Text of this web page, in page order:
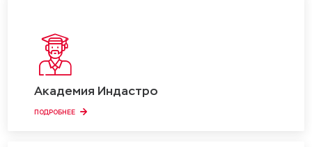
Академия Индастро
ПОДРОБНЕЕ